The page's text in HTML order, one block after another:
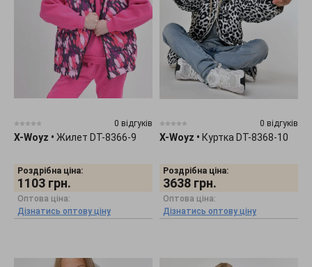
0 відгуків
X-Woyz • Жилет DT-8366-9
Роздрібна ціна:
1103 грн.
Оптова ціна:
Дізнатись оптову ціну
0 відгуків
X-Woyz • Куртка DT-8368-10
Роздрібна ціна:
3638 грн.
Оптова ціна:
Дізнатись оптову ціну